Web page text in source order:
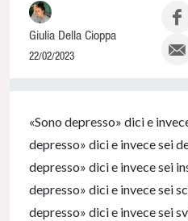
Giulia Della Cioppa
22/02/2023
«Sono depresso» dici e
depresso» dici e invece sei
depresso» dici e invece sei
depresso» dici e invece sei
depresso» dici e invece sei